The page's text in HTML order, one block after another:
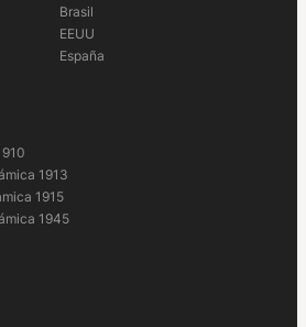
Brasil
EEUU
España
1913
1915
1945